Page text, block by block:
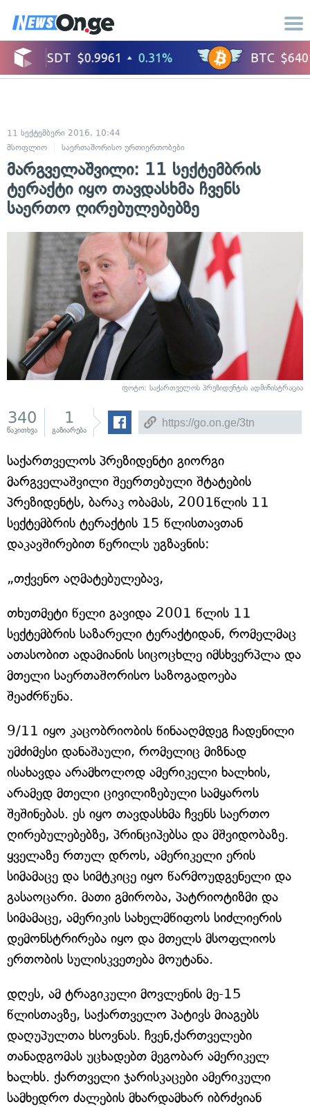
11 სექტემბერი 2016, 10:44
მსოფლიო
საერთაშორისო ურთიერთობები
მარგველაშვილი: 11 სექტემბრის
ტერაქტი იყო თავდასხმა ჩვენს
საერთო ღირებულებებზე
ფოტო: საქართველოს პრეზიდენტის ადმინისტრაცია
340
წაკითხვა
1
გაზიარება
საქართველოს პრეზიდენტი გიორგი
მარგველაშვილი შეერთებული შტატების
პრეზიდენტს, ბარაკ ობამას, 2001წლის 11
სექტემბრის ტერაქტის 15 წლისთავთან
დაკავშირებით წერილს უგზავნის:
„თქვენო აღმატებულებავ,
თხუთმეტი წელი გავიდა 2001 წლის 11
სექტემბრის საზარელი ტერაქტიდან, რომელმაც
ათასობით ადამიანის სიცოცხლე იმსხვერპლა და
მთელი საერთაშორისო საზოგადოება
შეაძრწუნა.
9/11 იყო კაცობრიობის წინააღმდეგ ჩადენილი
უმძიმესი დანაშაული, რომელიც მიზნად
ისახავდა არამხოლოდ ამერიკელი ხალხის,
არამედ მთელი ცივილიზებული სამყაროს
შეშინებას. ეს იყო თავდასხმა ჩვენს საერთო
ღირებულებებზე, პრინციპებსა და მშვიდობაზე.
ყველაზე რთულ დროს, ამერიკელი ერის
სიმამაცე და სიმტკიცე იყო წარმოუდგენელი და
გასაოცარი. მათი გმირობა, პატრიოტიზმი და
სიმამაცე, ამერიკის სახელმწიფოს სიძლიერის
დემონსტრირება იყო და მთელს მსოფლიოს
ერთობის სულისკვეთება მოუტანა.
დღეს, ამ ტრაგიკული მოვლენის მე-15
წლისთავზე, საქართველო პატივს მიაგებს
დაღუპულთა ხსოვნას. ჩვენ,ქართველები
თანადგომას უცხადებთ მეგობარ ამერიკელ
ხალხს. ქართველი ჯარისკაცები ამერიკული
სამხედრო ძალების მხარდამხარ იბრძვიან